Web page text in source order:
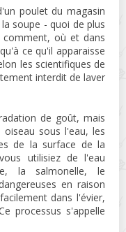
poulet du magasin
soupe - quoi de plus
où et dans
ce qu'il apparaisse
les scientifiques de
interdit de laver
de goût, mais
sous l'eau, les
de la surface de la
utilisiez de l'eau
la salmonelle, le
en raison
dans l'évier,
processus s'appelle